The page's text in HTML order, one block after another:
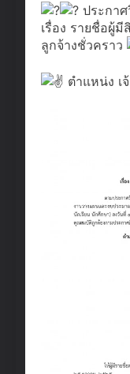
ประกา
เรื่อง รายชื่อผู้
ลูกจ้างชั่วคราว
ตำแหน่ง เ